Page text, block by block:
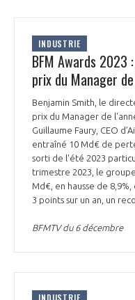
INDUSTRIE
BFM Awards 2023
prix du Manager de
Benjamin Smith, le
prix du Manager de
Guillaume Faury, CEO
entraîné 10 Md€ de
sorti de l'été 2023
trimestre 2023, le
Md€, en hausse de
3 points sur un an, un
BFMTV du 6 décembre